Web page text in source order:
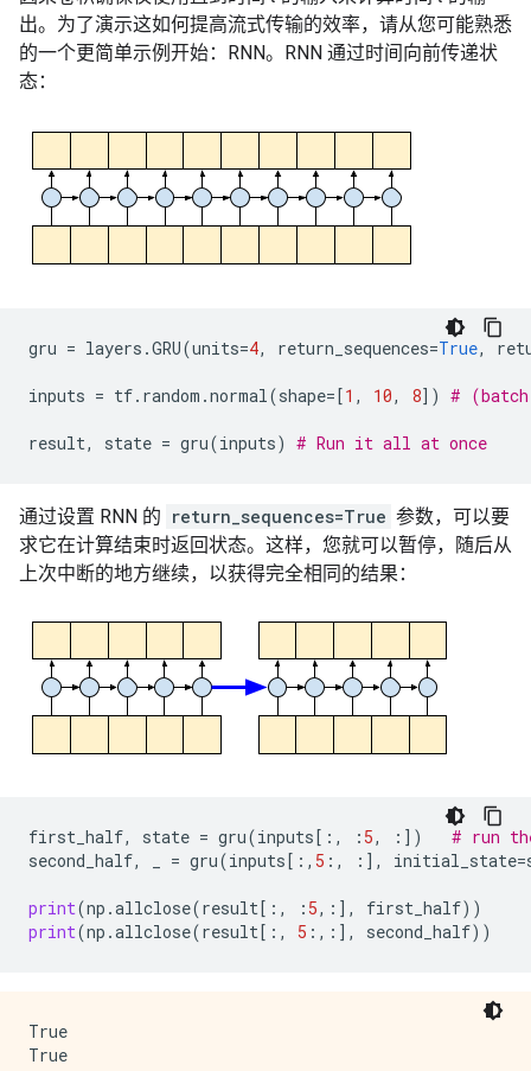
出。为了演示这如何提高流式传输的效率，请从您可能熟悉
的一个更简单示例开始：RNN。RNN 通过时间向前传递状
态：
gru = layers .GRU(units=4, return_sequences=True,
inputs = tf. random .normal(shape=[1 , 10, 8]) #
result, state = gru(inputs) # Run it all at once
通过设置 RNN 的 return_sequences=True 参数，可以要
求它在计算结束时返回状态。这样，您就可以暂停，随后从
上次中断的地方继续，以获得完全相同的结果：
first_half, state = gru(inputs[:, : 5, :])
# run
second_half, = gru(inputs[:, 5 :, :], initial_state=
print(np .allclose(result[:, : 5,:], first_half))
print(np .allclose(result[:, 5 :,:], second_half))
True